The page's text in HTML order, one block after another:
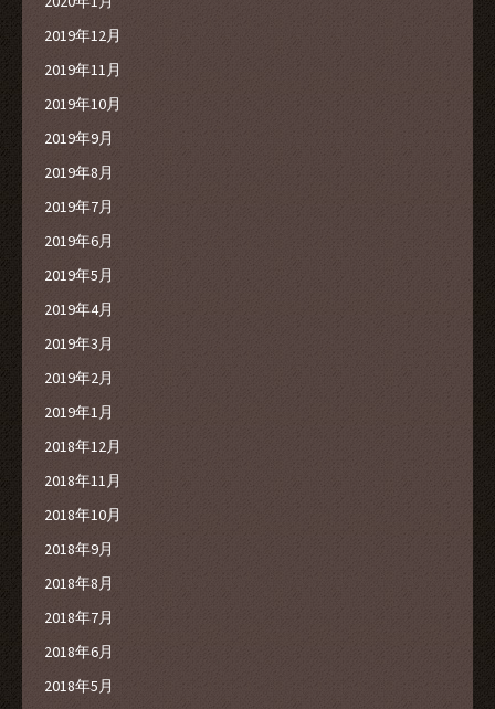
2019年12月
2019年11月
2019年10月
2019年9月
2019年8月
2019年7月
2019年6月
2019年5月
2019年4月
2019年3月
2019年2月
2019年1月
2018年12月
2018年11月
2018年10月
2018年9月
2018年8月
2018年7月
2018年6月
2018年5月